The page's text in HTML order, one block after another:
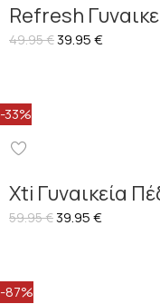
Refresh
49.95€39.95€
-33%
Xti Γυναικεία
59.95€39.95€
-87%